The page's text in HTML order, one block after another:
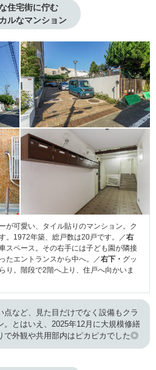
住宅街に佇む
ルなマンション
が可愛い、タイル貼りのマンション。ク
。1972年築、総戸数は20戸です。／右
スペース。その右手には子ども園が隣接
たエントランスから中へ。／右下・ グッ
り。階段で2階へ上り、住戸へ向かいま
点など、見た目だけでなく設備もクラ
。とはいえ、2025年12月に大規模修繕
で外観や共用部内はピカピカでした◎